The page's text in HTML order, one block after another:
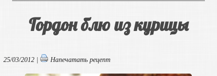
Гордон блю из курицы
25/03/2012 | Напечатать рецепт